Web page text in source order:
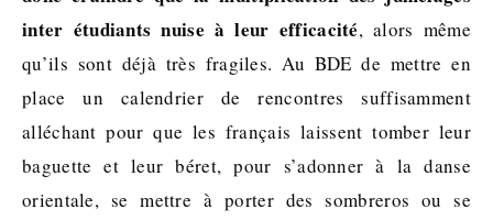
inter étudiants nuise à leur efficacité, alors même
qu’ils sont déjà très fragiles. Au BDE de mettre en
place un calendrier de rencontres suffisamment
alléchant pour que les français laissent tomber leur
baguette et leur béret, pour s’adonner à la danse
orientale, se mettre à porter des sombreros ou se